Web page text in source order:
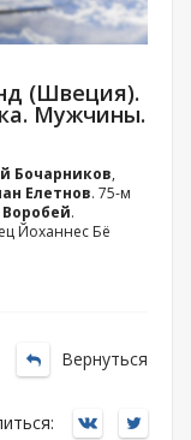
(Швеция).
Мужчины.
Бочарников,
Елетнов. 75-м
.
Йоханнес Бё
Вернуться